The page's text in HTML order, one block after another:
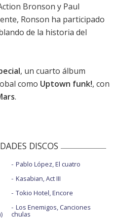
Bronson y Paul
Ronson ha participado
de la historia del
, un cuarto álbum
como Uptown funk!, con
.
DISCOS
Pablo López, El cuatro
Kasabian, Act III
Tokio Hotel, Encore
Los Enemigos, Canciones
chulas